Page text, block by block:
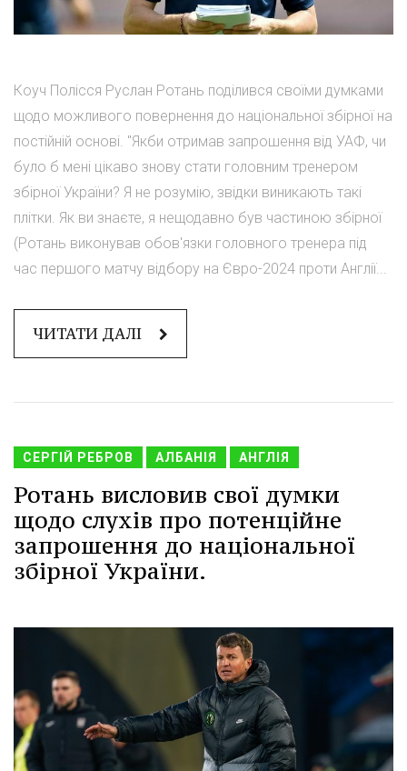
Коуч Полісся Руслан Ротань поділився своїми думками
щодо можливого повернення до національної збірної на
постійній основі. "Якби отримав запрошення від УАФ, чи
було б мені цікаво знову стати головним тренером
збірної України? Я не розумію, звідки виникають такі
плітки. Як ви знаєте, я нещодавно був частиною збірної
(Ротань виконував обов'язки головного тренера під
час першого матчу відбору на Євро-2024 проти Англії...
ЧИТАТИ ДАЛІ
СЕРГІЙ РЕБРОВ АЛБАНІЯ АНГЛІЯ
Ротань висловив свої думки
щодо слухів про потенційне
запрошення до національної
збірної України.